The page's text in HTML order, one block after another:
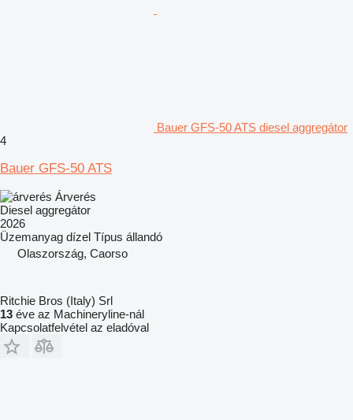
Bauer GFS-50 ATS diesel aggregátor
4
Bauer GFS-50 ATS
Árverés
Diesel aggregátor
2026
Üzemanyag dízel Típus állandó
Olaszország, Caorso
Ritchie Bros (Italy) Srl
13 éve az Machineryline-nál
Kapcsolatfelvétel az eladóval